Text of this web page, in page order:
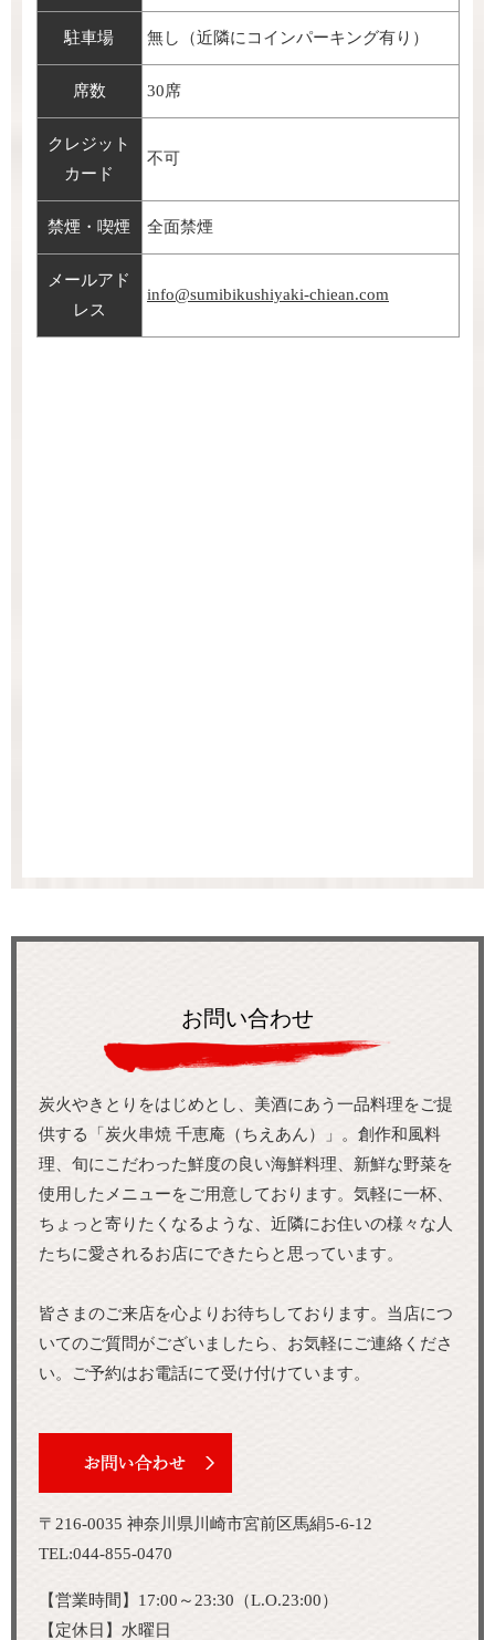
駐車場 無し（近隣にコインパーキング有り）
席数 30席
クレジット
カード
不可
禁煙・喫煙 全面禁煙
メールアド
レス
info@sumibikushiyaki-chiean.com
お問い合わせ
炭火やきとりをはじめとし、美酒にあう一品料理をご提
供する「炭火串焼 千恵庵（ちえあん）」。創作和風料
理、旬にこだわった鮮度の良い海鮮料理、新鮮な野菜を
使用したメニューをご用意しております。気軽に一杯、
ちょっと寄りたくなるような、近隣にお住いの様々な人
たちに愛されるお店にできたらと思っています。
皆さまのご来店を心よりお待ちしております。当店につ
いてのご質問がございましたら、お気軽にご連絡くださ
い。ご予約はお電話にて受け付けています。
〒216-0035 神奈川県川崎市宮前区馬絹5-6-12
TEL:044-855-0470
【営業時間】17:00～23:30（L.O.23:00）
【定休日】水曜日